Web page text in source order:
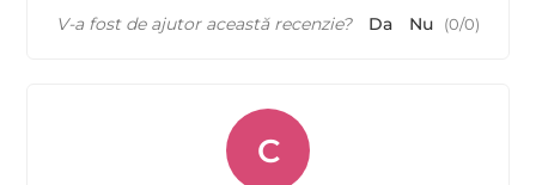
V-a fost de ajutor această recenzie? Da Nu (0/0)
C